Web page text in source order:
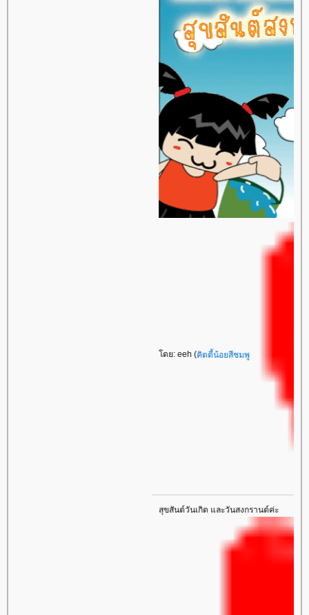
โดย: eeh (คิตตี้น้อยสีชมพู
สุขสันต์วันเกิด และวันสงกรานต์ค่ะ